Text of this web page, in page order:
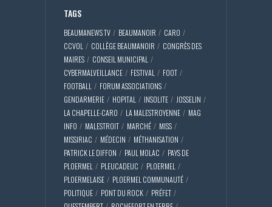
TAGS
BEAUMANEWS TV BEAUMANOIR
CARO
CCVOL
COLLÈGE BEAUMANOIR
CONGRÈS DES
MAIRES
CONSEIL MUNICIPAL
CYBERMALVEILLANCE
FESTIVAL
FOOT
FOOTBALL
FORUM ASSOCIATIONS
GENDARMERIE
HOPITAL INSOLITE
JOSSELIN
LA CHAPELLE-CARO
LA MALESTROYENNE
MAG
INFO
MALESTROIT MARCHÉ
MISS
MISSIRIAC
MÉDECIN
MÉTHANISATION
PATRICK LE DIFFON
PAUL MOLAC
PAYS DE
PLOERMEL
PLEUCADEUC
PLOERMEL
PLOERMELAISE
PLOERMEL COMMUNAUTÉ
POLITIQUE
PONT DU ROCK
PRÉFET